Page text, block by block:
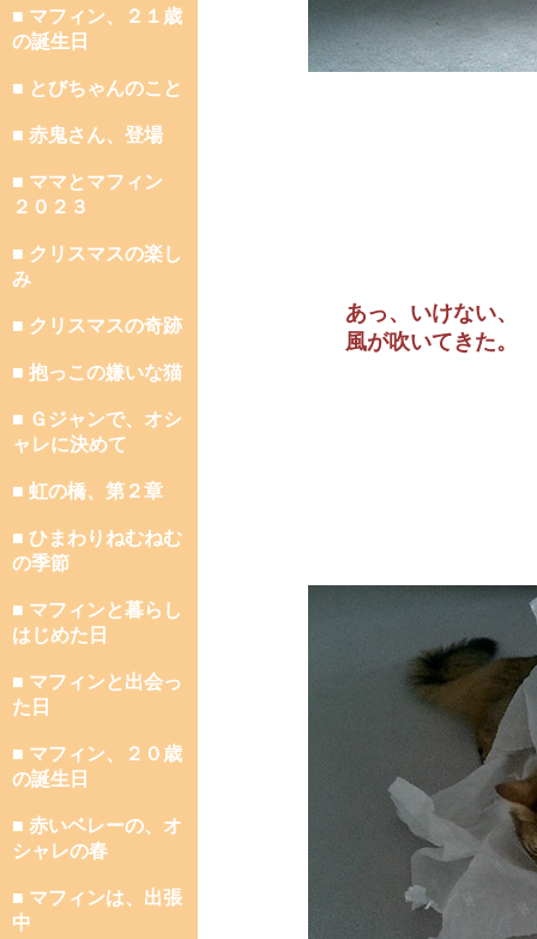
■ マフィン、２１歳
の誕生日
■ とびちゃんのこと
■ 赤鬼さん、登場
■ ママとマフィン
２０２３
■ クリスマスの楽し
み
■ クリスマスの奇跡
■ 抱っこの嫌いな猫
■ Ｇジャンで、オシ
ャレに決めて
■ 虹の橋、第２章
■ ひまわりねむねむ
の季節
■ マフィンと暮らし
はじめた日
■ マフィンと出会っ
た日
■ マフィン、２０歳
の誕生日
■ 赤いベレーの、オ
シャレの春
■ マフィンは、出張
中
あっ、いけない、
風が吹いてきた。